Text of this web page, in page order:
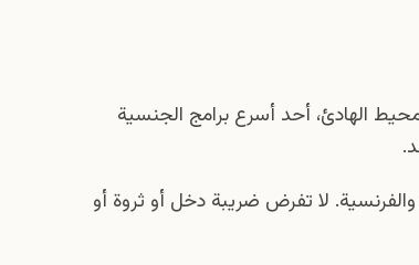
الهادئ، أحد أسرع برامج الجنسية
لا تفرض ضريبة دخل أو ثروة أو